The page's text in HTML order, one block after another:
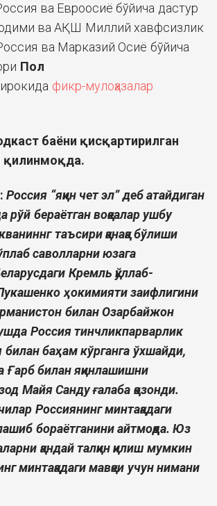
ва Евроосиё бўйича дастур
ва АҚШ Миллий хавфсизлик
ва Марказий Осиё бўйича
Пол
фикр-мулоҳазалар
баёни қисқартирилган
қилинмоқда.
Россия “яқин чет эл” деб атайдиган
рўй бераётган воқеалар ушбу
таъсири қанақа бўлиши
саволларни юзага
Кремль қўллаб-
Лукашенко ҳокимияти заифлигини
билан Озарбайжон
Россия тинчликпарварлик
баҳам кўрганга ўхшайди,
Ғарб билан яқинлашишни
Майя Санду ғалаба қозонди.
Россиянинг минтақадаги
бораётганини айтмоқда. Юз
қандай талқин қилиш мумкин
минтақадаги мавқеи учун нимани